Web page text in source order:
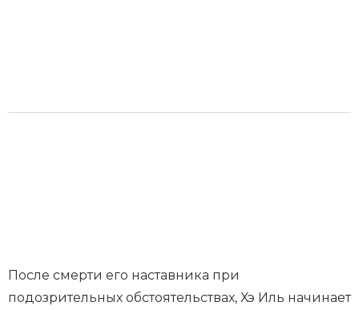
После смерти его наставника при
подозрительных обстоятельствах, Хэ Иль начинает